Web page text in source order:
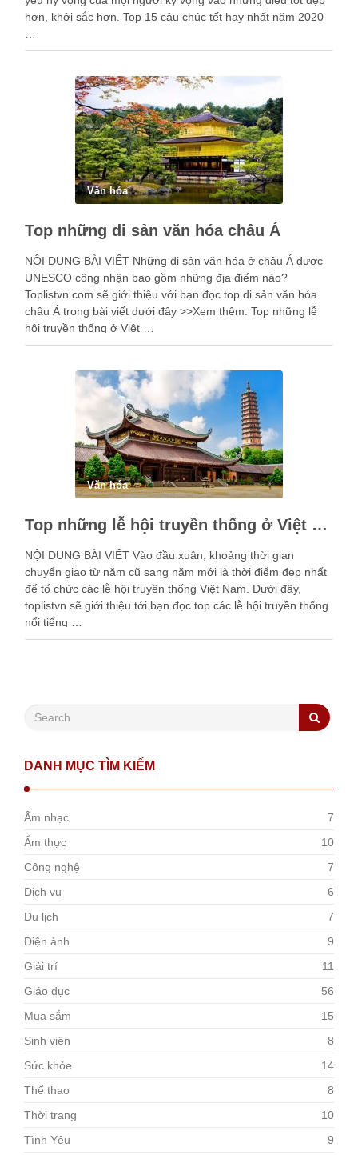
hơn, khởi sắc hơn. Top 15 câu chúc tết hay nhất năm 2020
Văn hóa
Top những di sản văn hóa châu Á
NỘI DUNG BÀI VIẾT Những di sản văn hóa ở châu Á được
UNESCO công nhận bao gồm những địa điểm nào?
Toplistvn.com sẽ giới thiệu với bạn đọc top di sản văn hóa
châu Á trong bài viết dưới đây >>Xem thêm: Top những lễ
hội truyền thống ở Việt …
Văn hóa
Top những lễ hội truyền thống ở Việt Nam
NỘI DUNG BÀI VIẾT Vào đầu xuân, khoảng thời gian
chuyển giao từ năm cũ sang năm mới là thời điểm đẹp nhất
để tổ chức các lễ hội truyền thống Việt Nam. Dưới đây,
toplistvn sẽ giới thiệu tới bạn đọc top các lễ hội truyền thống
nổi tiếng …
DANH MỤC TÌM KIẾM
Âm nhạc
7
Ẩm thực
10
Công nghệ
7
Dịch vụ
6
Du lịch
7
Điện ảnh
9
Giải trí
11
Giáo dục
56
Mua sắm
15
Sinh viên
8
Sức khỏe
14
Thể thao
8
Thời trang
10
Tình Yêu
9